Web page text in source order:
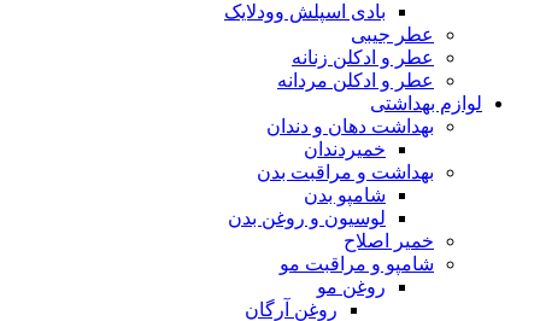
بادی اسپلش وودلایک
عطر جیبی
عطر و ادکلن زنانه
عطر و ادکلن مردانه
لوازم بهداشتی
بهداشت دهان و دندان
خمیردندان
بهداشت و مراقبت بدن
شامپو بدن
لوسیون و روغن بدن
خمیر اصلاح
شامپو و مراقبت مو
روغن مو
روغن آرگان